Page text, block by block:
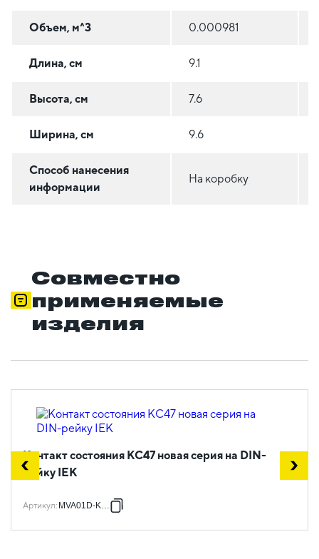
Объем, м^3 0.000981
Длина, см 9.1
Высота, см 7.6
Ширина, см 9.6
Способ нанесения
информации
На коробку
Совместно
применяемые
изделия
Контакт состояния КС47 новая серия на DIN-
рейку IEK
Артикул: MVA01D-KS-1